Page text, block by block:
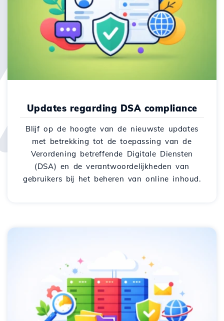
Updates regarding DSA compliance
Blijf op de hoogte van de nieuwste updates
met betrekking tot de toepassing van de
Verordening betreffende Digitale Diensten
(DSA) en de verantwoordelijkheden van
gebruikers bij het beheren van online inhoud.